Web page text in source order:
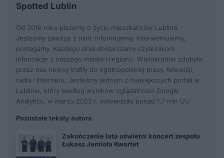
Spotted Lublin
Od 2016 roku piszemy o życiu mieszkańców Lublina.
Jesteśmy zawsze z nimi: informujemy, interweniujemy,
pomagamy. Każdego dnia dostarczamy czytelnikom
informacje z naszego miasta i regionu. Wielokrotnie zdobyte
przez nas newsy trafiły do ogólnopolskiej prasy, telewizji,
radia i Internetu. Jesteśmy jednym z największych portali w
Lublinie, który według wyników oglądalności Google
Analytics, w marcu 2022 r. odwiedziło ponad 1,7 mln UU.
Pozostałe teksty autora
Zakończenie lata uświetni koncert zespołu
Łukasz Jemioła Kwartet